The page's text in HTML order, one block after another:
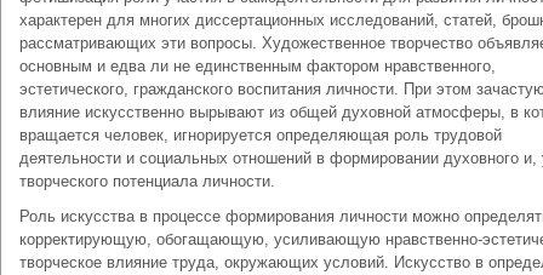
характерен для многих диссертационных исследований, статей,
рассматривающих эти вопросы. Художественное творчество
основным и едва ли не единственным фактором нравственного,
эстетического, гражданского воспитания личности. При этом
влияние искусственно вырывают из общей духовной атмосферы, в
вращается человек, игнорируется определяющая роль трудовой
деятельности и социальных отношений в формировании духовного и,
творческого потенциала личности.
Роль искусства в процессе формирования личности можно
корректирующую, обогащающую, усиливающую нравственно-
творческое влияние труда, окружающих условий. Искусство в